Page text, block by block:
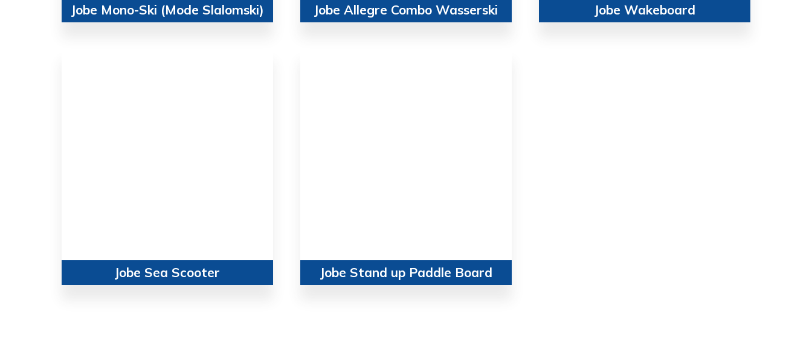
Jobe Mono-Ski (Mode Slalomski) Jobe Allegre Combo Wasserski Jobe Wakeboard
Jobe Sea Scooter Jobe Stand up Paddle Board